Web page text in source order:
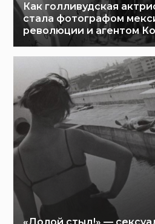
Как голливудская
стала фотографом
революции и агентом